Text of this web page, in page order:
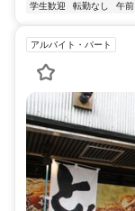
学生歓迎
転勤なし 午前
アルバイト・パート